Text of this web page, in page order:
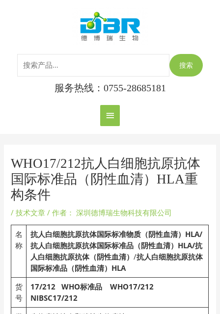
主
菜
单
搜索
服务热线：0755-28685181
WHO17/212抗人白细胞抗原抗体
国际标准品（阴性血清）HLA重
构条件
/技术文章 / 作者： 深圳德博瑞生物科技有限公司
名
称
抗人白细胞抗原抗体国际标准物质（阴性血清）HLA/
抗人白细胞抗原抗体国际标准品（阴性血清）HLA/抗
人白细胞抗原抗体（阴性血清） /抗人白细胞抗原抗体
国际标准品（阴性血清）HLA
货
号
17/212 WHO标准品 WHO17/212
NIBSC17/212